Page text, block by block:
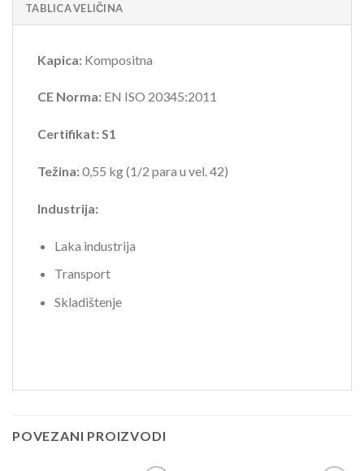
TABLICA VELIČINA
Kapica: Kompositna
CE Norma: EN ISO 20345:2011
Certifikat: S1
Težina:0,55 kg (1/2 para u vel. 42)
Industrija:
Laka industrija
Transport
Skladištenje
POVEZANI PROIZVODI